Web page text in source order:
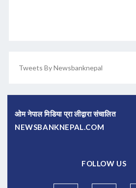
Tweets By Newsbanknepal
ओम नेपाल मिडिया प्रा लीद्वारा संचालित
NEWSBANKNEPAL.COM
FOLLOW US